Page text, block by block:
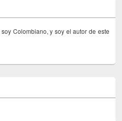
soy Colombiano, y soy el autor de este